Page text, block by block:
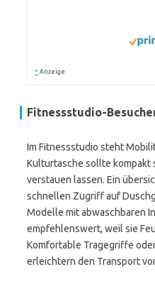
* Anzeige
Fitnessstudio-
Im Fitnessstudio steht
Kulturtasche sollte kompakt
verstauen lassen. Ein
schnellen Zugriff auf
Modelle mit abwaschbaren
empfehlenswert, weil sie
Komfortable Tragegriffe
erleichtern den Transport